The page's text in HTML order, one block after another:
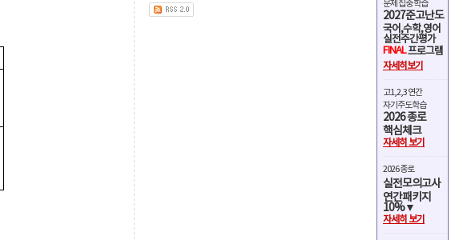
문제 집중 학습
2027준고난도
국어,수학,영어
실전주간평가
FINAL프로그램
자세히보기
고1,2,3 연간
자기주도학습
2026 종로
핵심체크
자세히 보기
2026 종로
실전모의고사
연간패키지
10%▼
자세히 보기